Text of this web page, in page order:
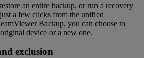
an entire backup, or run a recovery
a few clicks from the unified
Backup, you can choose to
device or a new one.
exclusion